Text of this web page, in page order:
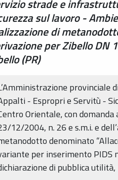
strade e
sul lavoro -
di
per Zibello DN
(PR)
- Espropri e Servitù -
Orientale, con
12/2004, n. 26 e s.m.i. e
denominato
per inserimento PIDS
di pubblica